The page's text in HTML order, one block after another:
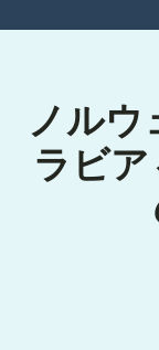
ノルウ
ラビア